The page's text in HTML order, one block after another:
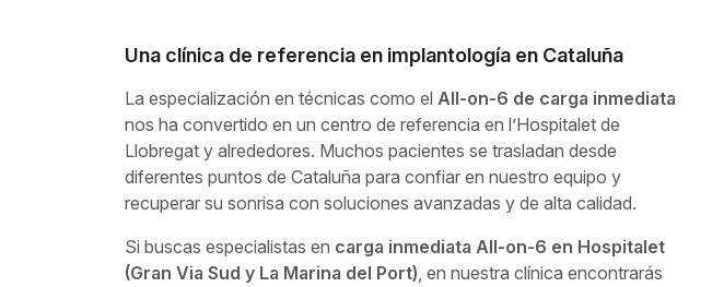
Una clínica de referencia en implantología en Cataluña
La especialización en técnicas como el All-on-6 de carga inmediata
nos ha convertido en un centro de referencia en l’Hospitalet de
Llobregat y alrededores. Muchos pacientes se trasladan desde
diferentes puntos de Cataluña para confiar en nuestro equipo y
recuperar su sonrisa con soluciones avanzadas y de alta calidad.
Si buscas especialistas en carga inmediata All-on-6 en Hospitalet
(Gran Via Sud y La Marina del Port), en nuestra clínica encontrarás